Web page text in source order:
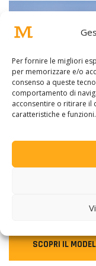
Per fornire le migliori
per memorizzare e/o
consenso a queste
comportamento di
acconsentire o ritirare il
caratteristiche e funzioni.
Un semovente
compattazione del
SCOPRI IL